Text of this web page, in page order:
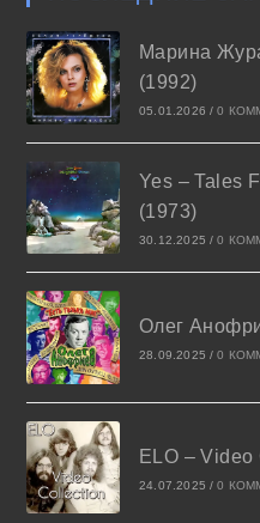
Марина
(1992)
05.01.2026 / 0
Yes – Tales
(1973)
30.12.2025 / 0
Олег
28.09.2025 / 0
ELO –
24.07.2025 / 0